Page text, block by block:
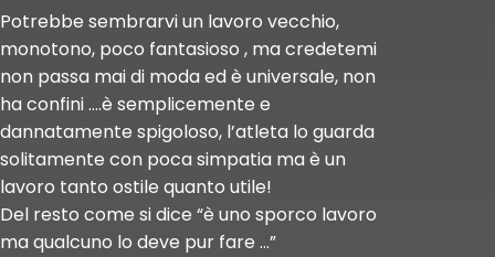
Potrebbe sembrarvi un lavoro vecchio,
monotono, poco fantasioso , ma credetemi
non passa mai di moda ed è universale, non
ha confini ….è semplicemente e
dannatamente spigoloso, l’atleta lo guarda
solitamente con poca simpatia ma è un
lavoro tanto ostile quanto utile!
Del resto come si dice “è uno sporco lavoro
ma qualcuno lo deve pur fare …”